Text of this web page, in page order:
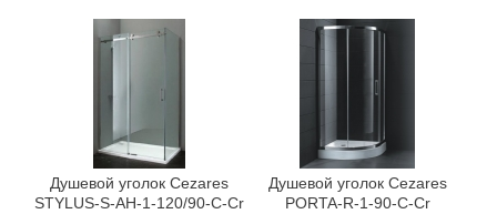
Душевой уголок Cezares
STYLUS-S-AH-1-120/90-C-Cr
Душевой уголок Cezares
PORTA-R-1-90-C-Cr